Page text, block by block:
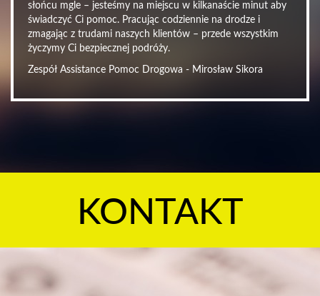
słońcu mgle – jesteśmy na miejscu w kilkanaście minut aby
świadczyć Ci pomoc. Pracując codziennie na drodze i
zmagając z trudami naszych klientów – przede wszystkim
życzymy Ci bezpiecznej podróży.
Zespół Assistance Pomoc Drogowa - Mirosław Sikora
KONTAKT